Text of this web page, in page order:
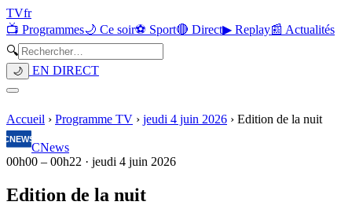
TVfr
📺 Programmes🌙 Ce soir⚽ Sport🔴 Direct▶ Replay📰 Actualités
🔍
🌙 EN DIRECT
Accueil › Programme TV › jeudi 4 juin 2026 › Edition de la nuit
CNews
00h00 – 00h22 · jeudi 4 juin 2026
Edition de la nuit